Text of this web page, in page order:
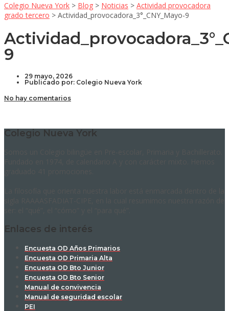
Colegio Nueva York > Blog > Noticias > Actividad provocadora
grado tercero > Actividad_provocadora_3°_CNY_Mayo-9
9
29 mayo, 2026
Publicado por: Colegio Nueva York
No hay comentarios
Colegio Nueva York
Enlaces de interés
Encuesta OD Años Primarios
Encuesta OD Primaria Alta
Encuesta OD Bto Junior
Encuesta OD Bto Senior
Manual de convivencia
Manual de seguridad escolar
PEI